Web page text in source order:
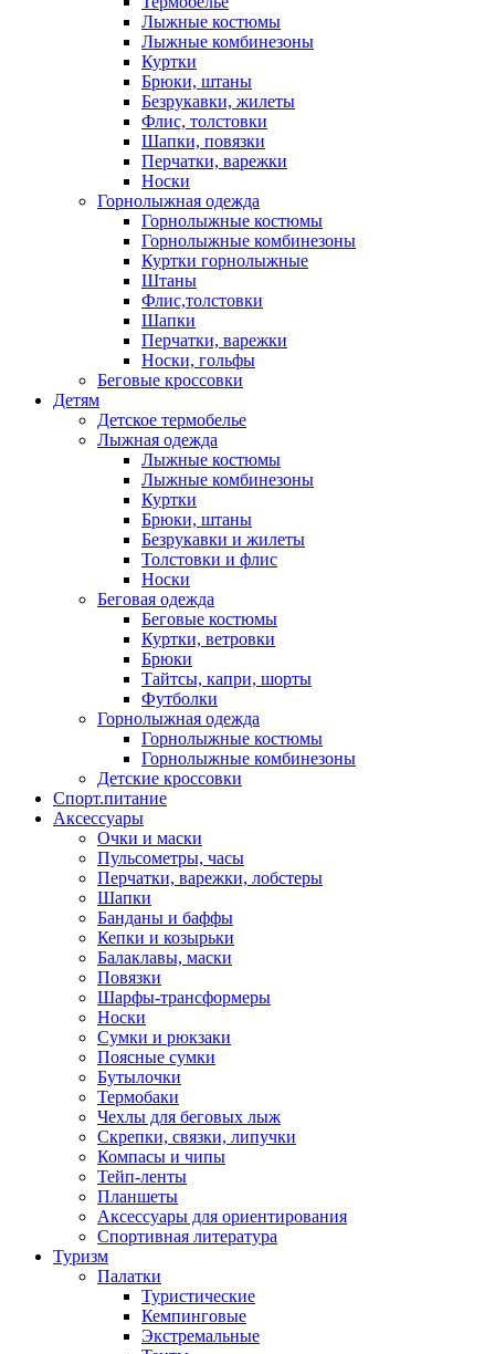
Лыжные костюмы
Лыжные комбинезоны
Куртки
Брюки, штаны
Безрукавки, жилеты
Флис, толстовки
Шапки, повязки
Перчатки, варежки
Носки
Горнолыжная одежда
Горнолыжные костюмы
Горнолыжные комбинезоны
Куртки горнолыжные
Штаны
Флис,толстовки
Шапки
Перчатки, варежки
Носки, гольфы
Беговые кроссовки
Детям
Детское термобелье
Лыжная одежда
Лыжные костюмы
Лыжные комбинезоны
Куртки
Брюки, штаны
Безрукавки и жилеты
Толстовки и флис
Носки
Беговая одежда
Беговые костюмы
Куртки, ветровки
Брюки
Тайтсы, капри, шорты
Футболки
Горнолыжная одежда
Горнолыжные костюмы
Горнолыжные комбинезоны
Детские кроссовки
Спорт.питание
Аксессуары
Очки и маски
Пульсометры, часы
Перчатки, варежки, лобстеры
Шапки
Банданы и баффы
Кепки и козырьки
Балаклавы, маски
Повязки
Шарфы-трансформеры
Носки
Сумки и рюкзаки
Поясные сумки
Бутылочки
Термобаки
Чехлы для беговых лыж
Скрепки, связки, липучки
Компасы и чипы
Тейп-ленты
Планшеты
Аксессуары для ориентирования
Спортивная литература
Туризм
Палатки
Туристические
Кемпинговые
Экстремальные